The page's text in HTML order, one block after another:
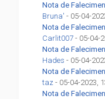
Nota de
Bruna' - 05-04-
Nota de
Carlit007 - 05-04-
Nota de
Hades - 05-04-
Nota de
taz - 05-04-2023,
Nota de